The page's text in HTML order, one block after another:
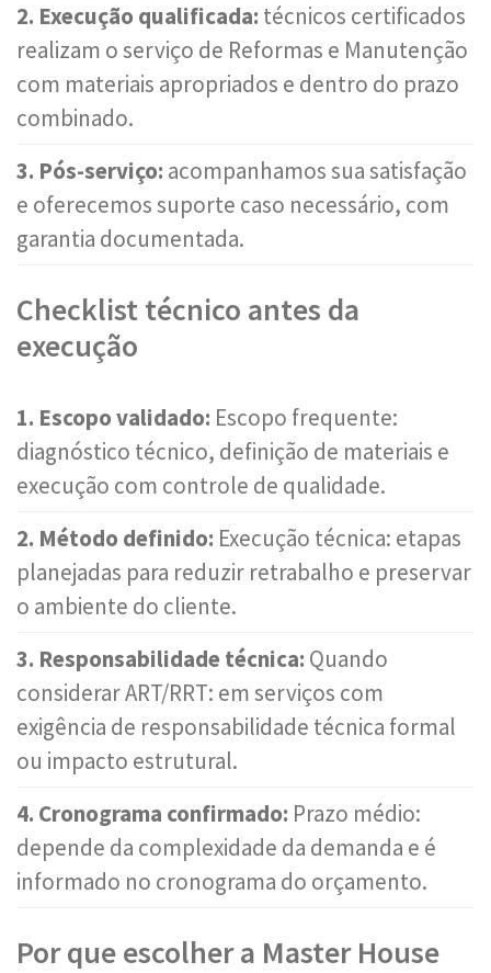
2. Execução qualificada: técnicos certificados
realizam o serviço de Reformas e Manutenção
com materiais apropriados e dentro do prazo
combinado.
3. Pós-serviço: acompanhamos sua satisfação
e oferecemos suporte caso necessário, com
garantia documentada.
Checklist técnico antes da
execução
1. Escopo validado: Escopo frequente:
diagnóstico técnico, definição de materiais e
execução com controle de qualidade.
2. Método definido: Execução técnica: etapas
planejadas para reduzir retrabalho e preservar
o ambiente do cliente.
3. Responsabilidade técnica: Quando
considerar ART/RRT: em serviços com
exigência de responsabilidade técnica formal
ou impacto estrutural.
4. Cronograma confirmado: Prazo médio:
depende da complexidade da demanda e é
informado no cronograma do orçamento.
Por que escolher a Master House